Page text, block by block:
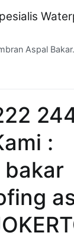
Aspal Bakar.
: